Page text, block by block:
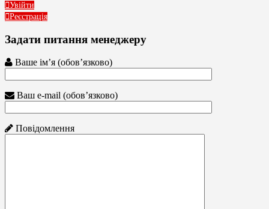
Увійти
Реєстрація
Задати питання менеджеру
Ваше ім’я (обов’язково)
Ваш e-mail (обов’язково)
Повідомлення